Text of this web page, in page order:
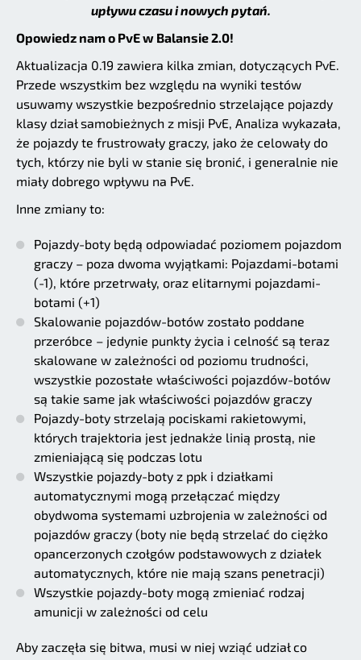
upływu czasu i nowych pytań.
Opowiedz nam o PvE w Balansie 2.0!
Aktualizacja 0.19 zawiera kilka zmian, dotyczących PvE.
Przede wszystkim bez względu na wyniki testów
usuwamy wszystkie bezpośrednio strzelające pojazdy
klasy dział samobieżnych z misji PvE, Analiza wykazała,
że pojazdy te frustrowały graczy, jako że celowały do
tych, którzy nie byli w stanie się bronić, i generalnie nie
miały dobrego wpływu na PvE.
Inne zmiany to:
Pojazdy-boty będą odpowiadać poziomem pojazdom
graczy – poza dwoma wyjątkami: Pojazdami-botami
(-1), które przetrwały, oraz elitarnymi pojazdami-
botami (+1)
Skalowanie pojazdów-botów zostało poddane
przeróbce – jedynie punkty życia i celność są teraz
skalowane w zależności od poziomu trudności,
wszystkie pozostałe właściwości pojazdów-botów
są takie same jak właściwości pojazdów graczy
Pojazdy-boty strzelają pociskami rakietowymi,
których trajektoria jest jednakże linią prostą, nie
zmieniającą się podczas lotu
Wszystkie pojazdy-boty z ppk i działkami
automatycznymi mogą przełączać między
obydwoma systemami uzbrojenia w zależności od
pojazdów graczy (boty nie będą strzelać do ciężko
opancerzonych czołgów podstawowych z działek
automatycznych, które nie mają szans penetracji)
Wszystkie pojazdy-boty mogą zmieniać rodzaj
amunicji w zależności od celu
Aby zaczęła się bitwa, musi w niej wziąć udział co